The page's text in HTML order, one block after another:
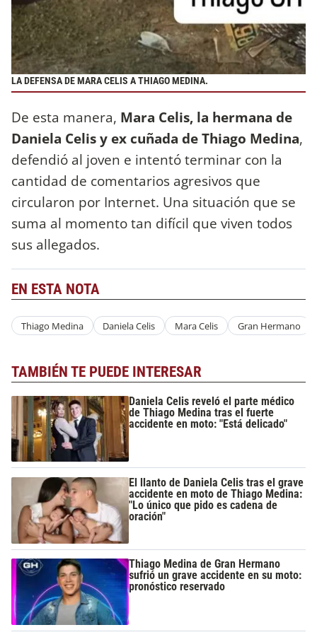
LA DEFENSA DE MARA CELIS A THIAGO MEDINA.
De esta manera, Mara Celis, la hermana de
Daniela Celis y ex cuñada de Thiago Medina,
defendió al joven e intentó terminar con la
cantidad de comentarios agresivos que
circularon por Internet. Una situación que se
suma al momento tan difícil que viven todos
sus allegados.
EN ESTA NOTA
Thiago Medina Daniela Celis Mara Celis Gran Hermano
TAMBIÉN TE PUEDE INTERESAR
Daniela Celis reveló el parte médico
de Thiago Medina tras el fuerte
accidente en moto: "Está delicado"
El llanto de Daniela Celis tras el grave
accidente en moto de Thiago Medina:
"Lo único que pido es cadena de
oración"
Thiago Medina de Gran Hermano
sufrió un grave accidente en su moto:
pronóstico reservado